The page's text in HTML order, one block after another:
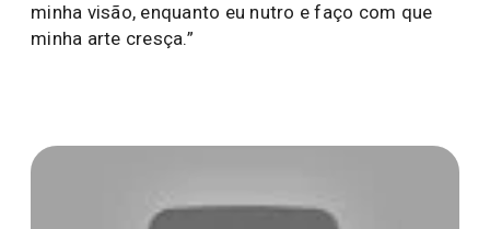
minha visão, enquanto eu nutro e faço com que
minha arte cresça.”